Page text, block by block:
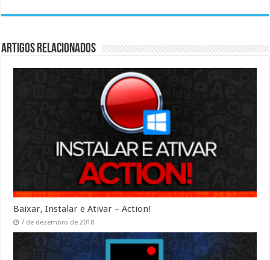
Artigos Relacionados
Baixar, Instalar e Ativar – Action!
7 de dezembro de 2018